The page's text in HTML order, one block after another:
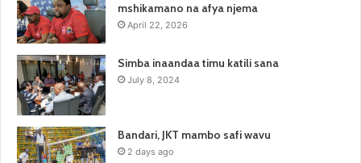
mshikamano na afya njema
April 22, 2026
Simba inaandaa timu katili sana
July 8, 2024
Bandari, JKT mambo safi wavu
2 days ago